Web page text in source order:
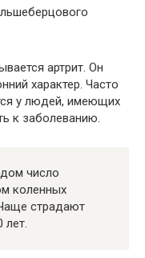
артрит. Он
характер. Часто
у людей, имеющих
к заболеванию.
число
коленных
Чаще страдают